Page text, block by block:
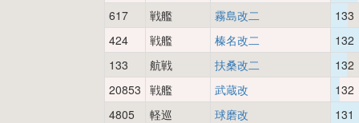
617
戦艦 霧島改二
133
424
戦艦 榛名改二
132
133
航戦 扶桑改二
132
20853 戦艦 武蔵改
132
4805
軽巡 球磨改
131